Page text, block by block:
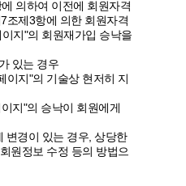
의하여 이전에 회원자격
조제3항에 의한 회원자격
지"의 회원재가입 승낙을
있는 경우
이지"의 기술상 현저히 지
지"의 승낙이 회원에게
변경이 있는 경우, 상당한
원정보 수정 등의 방법으